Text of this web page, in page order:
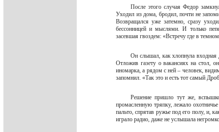
После этого случая Федор
Уходил из дома, бродил, почти не
Возвращался уже затемно, сразу
бессонницей и мыслями. И только
засевшая гвоздем: «Встречу где в
Он слышал, как хлопнула входная
Отложив газету о вакансиях на стол,
иномарка, а рядом с ней – человек,
запомнил. «Так это и есть тот самый
Решение пришло тут же,
промасленную тряпку, лежало
пальто, спрятав ружье под его полу, и,
играло радио, даже не услышала